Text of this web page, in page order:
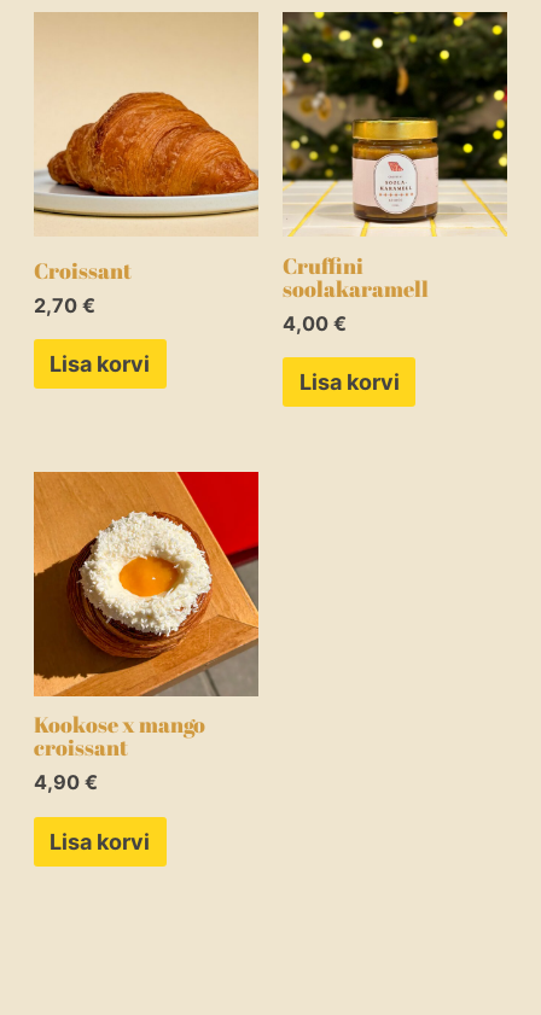
Croissant
2,70 €
Lisa korvi
Cruffini
soolakaramell
4,00 €
Lisa korvi
Kookose x mango
croissant
4,90 €
Lisa korvi